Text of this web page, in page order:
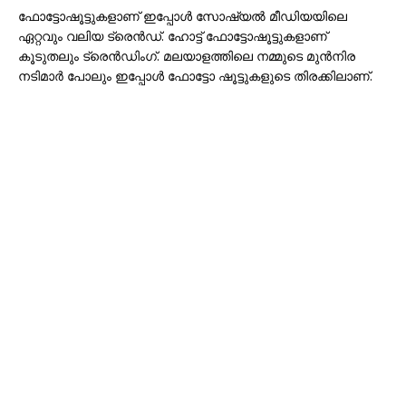
ഫോട്ടോഷൂട്ടുകളാണ് ഇപ്പോൾ സോഷ്യൽ മീഡിയയിലെ
ഏറ്റവും വലിയ ട്രെൻഡ്. ഹോട്ട് ഫോട്ടോഷൂട്ടുകളാണ്
കൂടുതലും ട്രെൻഡിംഗ്. മലയാളത്തിലെ നമ്മുടെ മുൻനിര
നടിമാർ പോലും ഇപ്പോൾ ഫോട്ടോ ഷൂട്ടുകളുടെ തിരക്കിലാണ്.